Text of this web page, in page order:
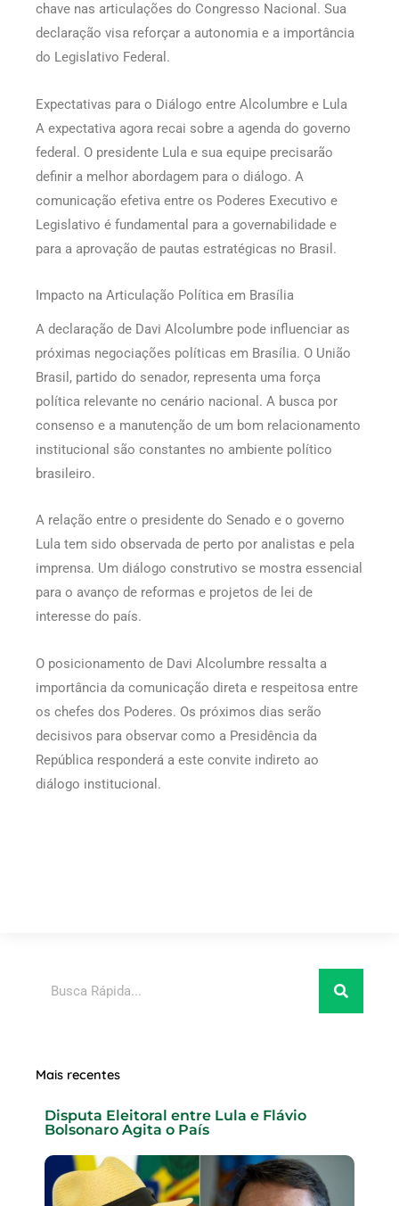
chave nas articulações do Congresso Nacional. Sua
declaração visa reforçar a autonomia e a importância
do Legislativo Federal.
Expectativas para o Diálogo entre Alcolumbre e Lula
A expectativa agora recai sobre a agenda do governo
federal. O presidente Lula e sua equipe precisarão
definir a melhor abordagem para o diálogo. A
comunicação efetiva entre os Poderes Executivo e
Legislativo é fundamental para a governabilidade e
para a aprovação de pautas estratégicas no Brasil.
Impacto na Articulação Política em Brasília
A declaração de Davi Alcolumbre pode influenciar as
próximas negociações políticas em Brasília. O União
Brasil, partido do senador, representa uma força
política relevante no cenário nacional. A busca por
consenso e a manutenção de um bom relacionamento
institucional são constantes no ambiente político
brasileiro.
A relação entre o presidente do Senado e o governo
Lula tem sido observada de perto por analistas e pela
imprensa. Um diálogo construtivo se mostra essencial
para o avanço de reformas e projetos de lei de
interesse do país.
O posicionamento de Davi Alcolumbre ressalta a
importância da comunicação direta e respeitosa entre
os chefes dos Poderes. Os próximos dias serão
decisivos para observar como a Presidência da
República responderá a este convite indireto ao
diálogo institucional.
Mais recentes
Disputa Eleitoral entre Lula e Flávio
Bolsonaro Agita o País